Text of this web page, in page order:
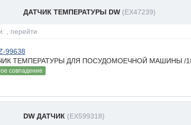
ДАТЧИК ТЕМПЕРАТУРЫ DW (EX47239)
, перейти
99638
ТЕМПЕРАТУРЫ ДЛЯ ПОСУДОМОЕЧНОЙ МАШИНЫ /
совпадение
DW ДАТЧИК (EX599318)